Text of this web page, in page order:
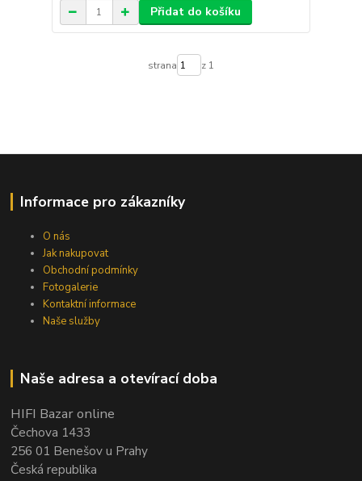
Přidat do košíku
strana z 1
Informace pro zákazníky
O nás
Jak nakupovat
Obchodní podmínky
Fotogalerie
Kontaktní informace
Naše služby
Naše adresa a otevírací doba
HIFI Bazar online
Čechova 1433
256 01 Benešov u Prahy
Česká republika